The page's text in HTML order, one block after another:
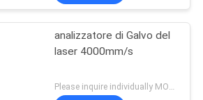
analizzatore di Galvo del
laser 4000mm/s